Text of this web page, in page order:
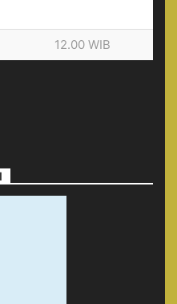
12.00 WIB